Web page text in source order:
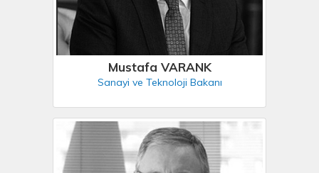
Mustafa VARANK
Sanayi ve Teknoloji Bakanı